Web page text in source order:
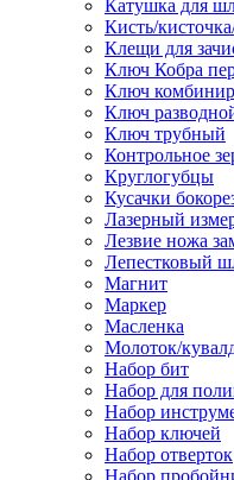
Катушка для
Кисть/
Клещи для
Ключ Кобра
Ключ
Ключ
Ключ трубный
Контрольное
Круглогубцы
Кусачки
Лазерный
Лезвие ножа
Лепестковый
Магнит
Маркер
Масленка
Молоток/
Набор бит
Набор для
Набор
Набор ключей
Набор отверток
Набор